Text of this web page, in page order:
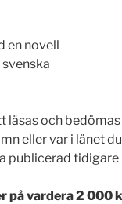
en novell
läsas och bedömas
eller var i länet
publicerad tidigare
på vardera 2 000